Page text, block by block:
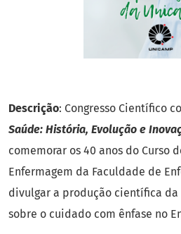
Descrição: Congresso Científico
Saúde: História, Evolução e
comemorar os 40 anos do Curso
Enfermagem da Faculdade de
divulgar a produção científica da
sobre o cuidado com ênfase no